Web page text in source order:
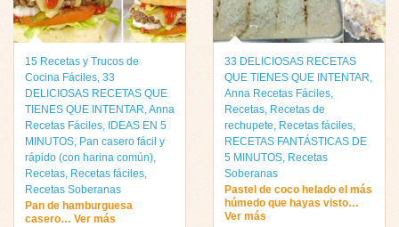
15 Recetas y Trucos de
Cocina Fáciles, 33
DELICIOSAS RECETAS QUE
TIENES QUE INTENTAR,Anna
Recetas Fáciles, IDEAS EN 5
MINUTOS, Pan casero fácil y
rápido (con harina común),
Recetas, Recetas fáciles,
Recetas Soberanas
Pan de hamburguesa
casero… Ver más
33 DELICIOSAS RECETAS
QUE TIENES QUE INTENTAR,
Anna Recetas Fáciles,
Recetas, Recetas de
rechupete, Recetas fáciles,
RECETAS FANTÁSTICAS DE
5 MINUTOS, Recetas
Soberanas
Pastel de coco helado el más
húmedo que hayas visto…
Ver más